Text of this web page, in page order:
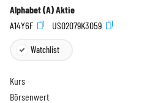
Alphabet (A) Aktie
A14Y6F
US02079K3059
Watchlist
Kurs
Börsenwert